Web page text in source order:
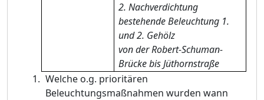
2. Nachverdichtung
bestehende Beleuchtung 1.
und 2. Gehölz
von der Robert-Schuman-
Brücke bis Jüthornstraße
Welche o.g. prioritären
Beleuchtungsmaßnahmen wurden wann